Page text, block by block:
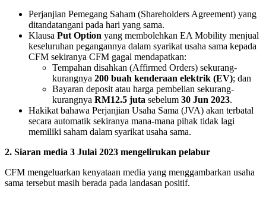
Perjanjian Pemegang Saham (Shareholders Agreement) yang
ditandatangani pada hari yang sama.
Klausa Put Option yang membolehkan EA Mobility menjual
keseluruhan pegangannya dalam syarikat usaha sama kepada
CFM sekiranya CFM gagal mendapatkan:
Tempahan disahkan (Affirmed Orders) sekurang-
kurangnya 200 buah kenderaan elektrik (EV); dan
Bayaran deposit atau harga pembelian sekurang-
kurangnya RM12.5 juta sebelum 30 Jun 2023.
Hakikat bahawa Perjanjian Usaha Sama (JVA) akan terbatal
secara automatik sekiranya mana-mana pihak tidak lagi
memiliki saham dalam syarikat usaha sama.
2. Siaran media 3 Julai 2023 mengelirukan pelabur
CFM mengeluarkan kenyataan media yang menggambarkan usaha
sama tersebut masih berada pada landasan positif.